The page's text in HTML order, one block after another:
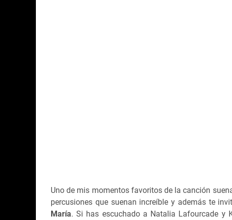
Uno de mis momentos favoritos de la canción
percusiones que suenan increíble y además te
María. Si has escuchado a Natalia Lafourcade y